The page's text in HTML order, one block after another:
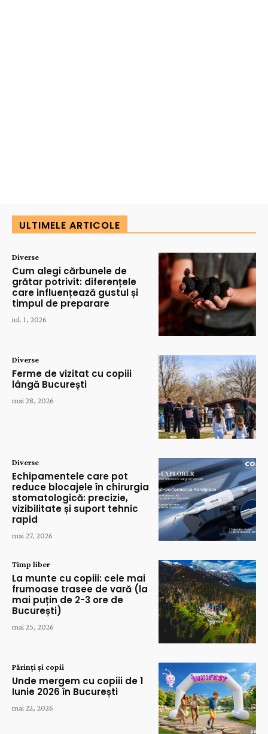
ULTIMELE ARTICOLE
Diverse
Cum alegi cărbunele de
grătar potrivit: diferențele
care influențează gustul și
timpul de preparare
iul. 1, 2026
Diverse
Ferme de vizitat cu copiii
lângă București
mai 28, 2026
Diverse
Echipamentele care pot
reduce blocajele în chirurgia
stomatologică: precizie,
vizibilitate și suport tehnic
rapid
mai 27, 2026
Timp liber
La munte cu copiii: cele mai
frumoase trasee de vară (la
mai puțin de 2-3 ore de
București)
mai 25, 2026
Părinți și copii
Unde mergem cu copiii de 1
Iunie 2026 în București
mai 22, 2026